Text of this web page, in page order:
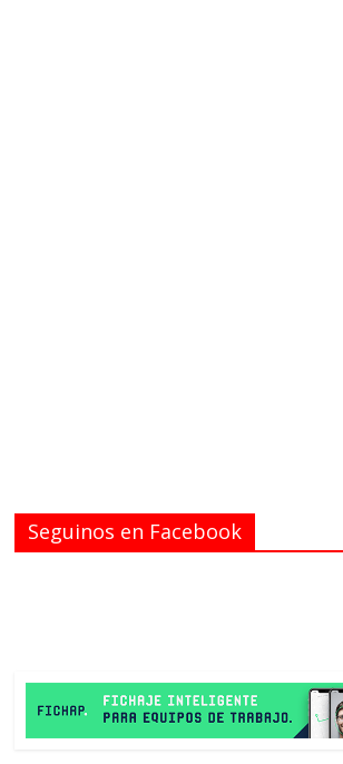
Seguinos en Facebook